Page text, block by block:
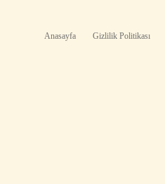
Anasayfa Gizlilik Politikası